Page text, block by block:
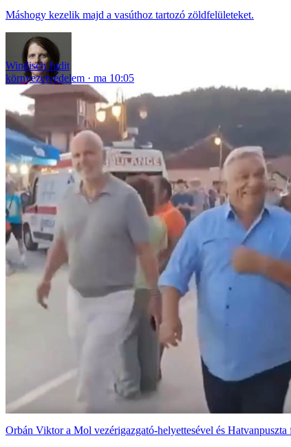
Máshogy kezelik majd a vasúthoz tartozó zöldfelületeket.
Windisch Judit
környezetvédelem
ma 10:05
Orbán Viktor a Mol vezérigazgató-helyettesével és